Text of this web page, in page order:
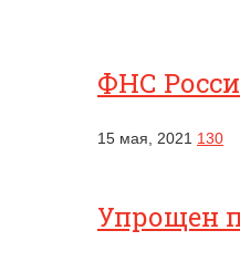
ФНС
15 мая, 2021 130
Упрощен